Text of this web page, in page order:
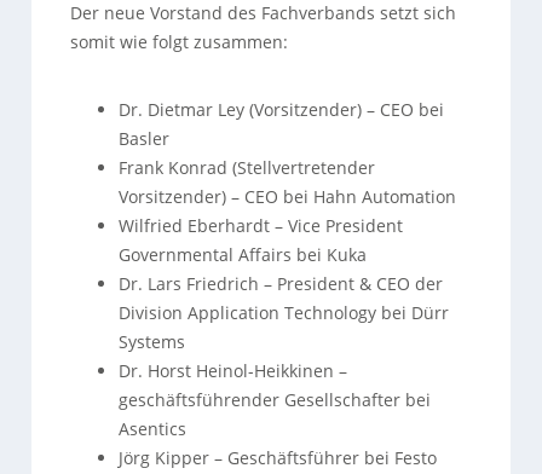
Der neue Vorstand des Fachverbands setzt sich
somit wie folgt zusammen:
Dr. Dietmar Ley (Vorsitzender) – CEO bei
Basler
Frank Konrad (Stellvertretender
Vorsitzender) – CEO bei Hahn Automation
Wilfried Eberhardt – Vice President
Governmental Affairs bei Kuka
Dr. Lars Friedrich – President & CEO der
Division Application Technology bei Dürr
Systems
Dr. Horst Heinol-Heikkinen –
geschäftsführender Gesellschafter bei
Asentics
Jörg Kipper – Geschäftsführer bei Festo